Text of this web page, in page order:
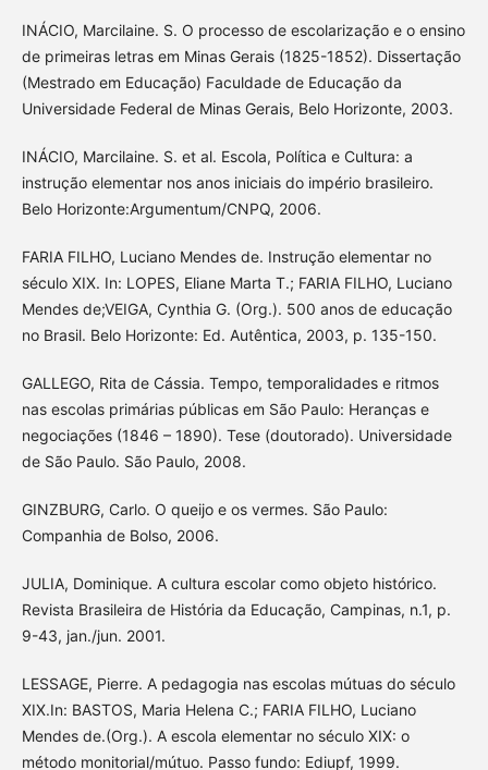
INÁCIO, Marcilaine. S. O processo de escolarização e o ensino
de primeiras letras em Minas Gerais (1825-1852). Dissertação
(Mestrado em Educação) Faculdade de Educação da
Universidade Federal de Minas Gerais, Belo Horizonte, 2003.
INÁCIO, Marcilaine. S. et al. Escola, Política e Cultura: a
instrução elementar nos anos iniciais do império brasileiro.
Belo Horizonte:Argumentum/CNPQ, 2006.
FARIA FILHO, Luciano Mendes de. Instrução elementar no
século XIX. In: LOPES, Eliane Marta T.; FARIA FILHO, Luciano
Mendes de;VEIGA, Cynthia G. (Org.). 500 anos de educação
no Brasil. Belo Horizonte: Ed. Autêntica, 2003, p. 135-150.
GALLEGO, Rita de Cássia. Tempo, temporalidades e ritmos
nas escolas primárias públicas em São Paulo: Heranças e
negociações (1846 – 1890). Tese (doutorado). Universidade
de São Paulo. São Paulo, 2008.
GINZBURG, Carlo. O queijo e os vermes. São Paulo:
Companhia de Bolso, 2006.
JULIA, Dominique. A cultura escolar como objeto histórico.
Revista Brasileira de História da Educação, Campinas, n.1, p.
9-43, jan./jun. 2001.
LESSAGE, Pierre. A pedagogia nas escolas mútuas do século
XIX.In: BASTOS, Maria Helena C.; FARIA FILHO, Luciano
Mendes de.(Org.). A escola elementar no século XIX: o
método monitorial/mútuo. Passo fundo: Ediupf, 1999.